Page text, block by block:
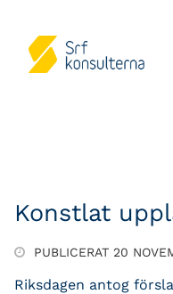
Konstlat
PUBLICERAT 20
Riksdagen antog